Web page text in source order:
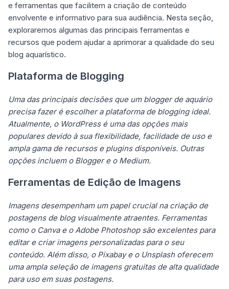
e ferramentas que facilitem a criação de conteúdo
envolvente e informativo para sua audiência. Nesta seção,
exploraremos algumas das principais ferramentas e
recursos que podem ajudar a aprimorar a qualidade do seu
blog aquarístico.
Plataforma de Blogging
Uma das principais decisões que um blogger de aquário
precisa fazer é escolher a plataforma de blogging ideal.
Atualmente, o WordPress é uma das opções mais
populares devido à sua flexibilidade, facilidade de uso e
ampla gama de recursos e plugins disponíveis. Outras
opções incluem o Blogger e o Medium.
Ferramentas de Edição de Imagens
Imagens desempenham um papel crucial na criação de
postagens de blog visualmente atraentes. Ferramentas
como o Canva e o Adobe Photoshop são excelentes para
editar e criar imagens personalizadas para o seu
conteúdo. Além disso, o Pixabay e o Unsplash oferecem
uma ampla seleção de imagens gratuitas de alta qualidade
para uso em suas postagens.